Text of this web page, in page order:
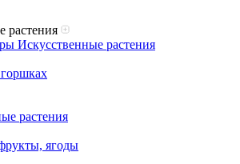
растения
Искусственные растения
растения
ягоды